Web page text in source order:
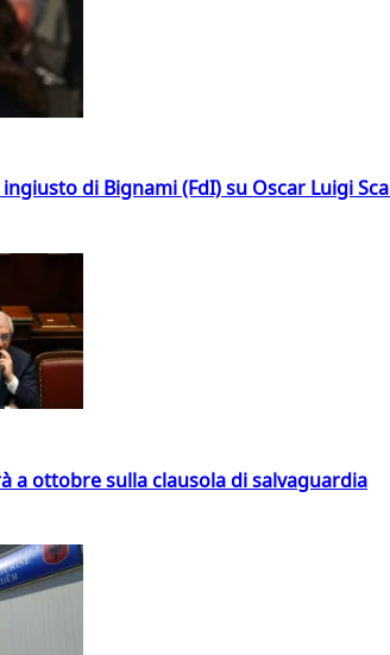
di Bignami (FdI) su Oscar Luigi
a ottobre sulla clausola di salvaguardia